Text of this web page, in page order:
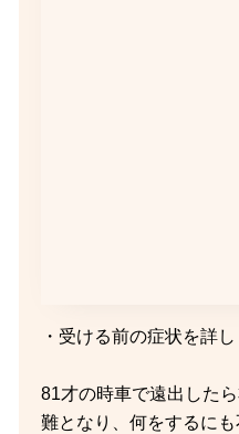
・受ける前の症状を詳
81才の時車で遠出した
難となり、何をするにも